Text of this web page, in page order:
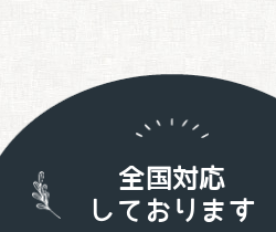
全国対応
しております